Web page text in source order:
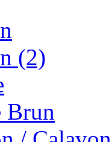
(2)
Brun